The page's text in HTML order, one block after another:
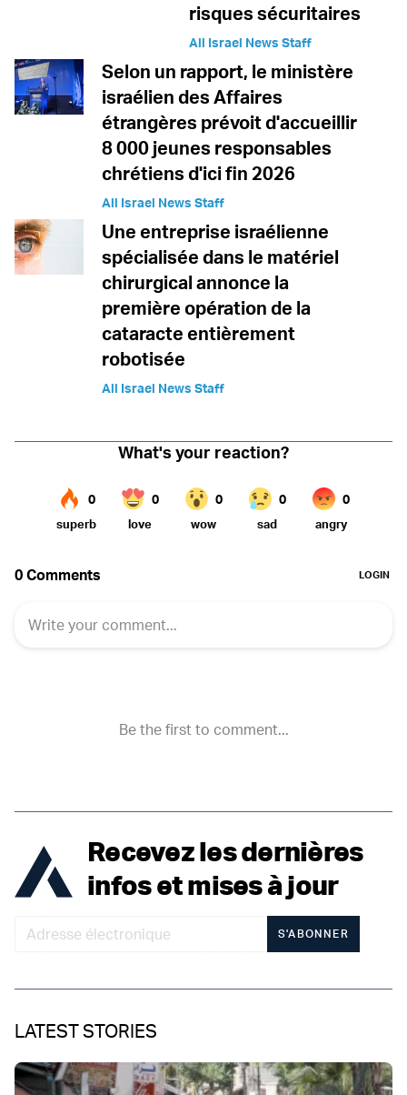
risques sécuritaires
All Israel News Staff
Selon un rapport, le ministère
israélien des Affaires
étrangères prévoit d'accueillir
8 000 jeunes responsables
chrétiens d'ici fin 2026
All Israel News Staff
Une entreprise israélienne
spécialisée dans le matériel
chirurgical annonce la
première opération de la
cataracte entièrement
robotisée
All Israel News Staff
Recevez les dernières
infos et mises à jour
S'ABONNER
LATEST STORIES